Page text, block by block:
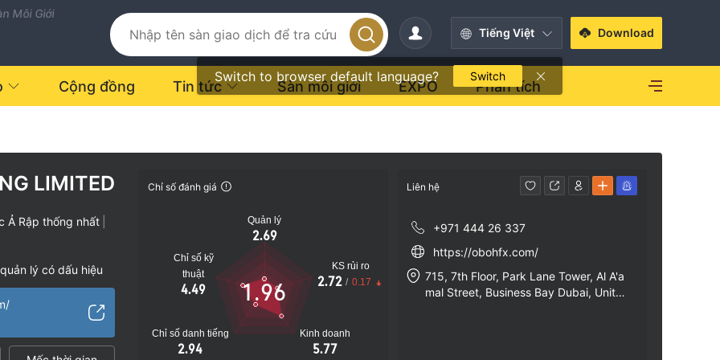
Môi Giới
Tiếng Việt
Switch to browser default language? Switch
Download
Cộng đồng Tin tức Sàn môi giới EXPO Phân tích
LIMITED
Ả Rập thống nhất
lý có dấu hiệu
đáng ngờ
Chỉ số đánh giá
Quản lý
2.69
Chỉ số kỹ
thuật
4.49
Chỉ số danh tiếng
2.94
Kinh doanh
5.77
KS rủi ro
2.72 / 0.17
1.96
Liên hệ
+971 444 26 337
https://obohfx.com/
715, 7th Floor, Park Lane Tower, Al A'a
mal Street, Business Bay Dubai, Unite